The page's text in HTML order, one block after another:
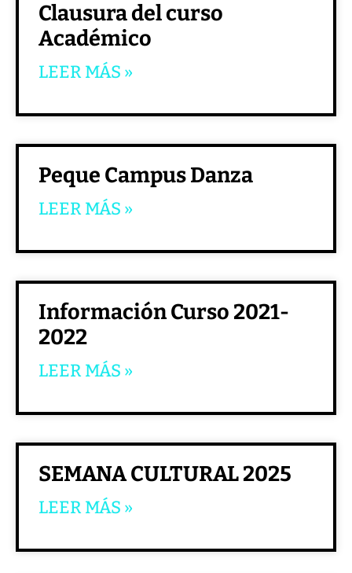
Clausura del curso
Académico
LEER MÁS »
Peque Campus Danza
LEER MÁS »
Información Curso 2021-
2022
LEER MÁS »
SEMANA CULTURAL 2025
LEER MÁS »